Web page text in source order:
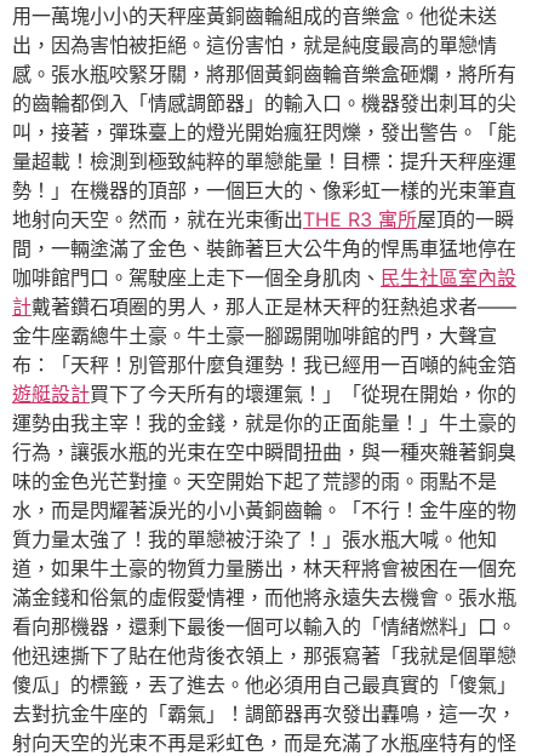
用一萬塊小小的天秤座黃銅齒輪組成的音樂盒。他從未送
出，因為害怕被拒絕。這份害怕，就是純度最高的單戀情
感。張水瓶咬緊牙關，將那個黃銅齒輪音樂盒砸爛，將所有
的齒輪都倒入「情感調節器」的輸入口。機器發出刺耳的尖
叫，接著，彈珠臺上的燈光開始瘋狂閃爍，發出警告。「能
量超載！檢測到極致純粹的單戀能量！目標：提升天秤座運
勢！」在機器的頂部，一個巨大的、像彩虹一樣的光束筆直
地射向天空。然而，就在光束衝出THE R3 寓所屋頂的一瞬
間，一輛塗滿了金色、裝飾著巨大公牛角的悍馬車猛地停在
咖啡館門口。駕駛座上走下一個全身肌肉、 民生社區室內設
計戴著鑽石項圈的男人，那人正是林天秤的狂熱追求者——
金牛座霸總牛土豪。牛土豪一腳踢開咖啡館的門，大聲宣
布：「天秤！別管那什麼負運勢！我已經用一百噸的純金箔
遊艇設計買下了今天所有的壞運氣！」「從現在開始，你的
運勢由我主宰！我的金錢，就是你的正面能量！」牛土豪的
行為，讓張水瓶的光束在空中瞬間扭曲，與一種夾雜著銅臭
味的金色光芒對撞。天空開始下起了荒謬的雨。雨點不是
水，而是閃耀著淚光的小小黃銅齒輪。「不行！金牛座的物
質力量太強了！我的單戀被汙染了！」張水瓶大喊。他知
道，如果牛土豪的物質力量勝出，林天秤將會被困在一個充
滿金錢和俗氣的虛假愛情裡，而他將永遠失去機會。張水瓶
看向那機器，還剩下最後一個可以輸入的「情緒燃料」口。
他迅速撕下了貼在他背後衣領上，那張寫著「我就是個單戀
傻瓜」的標籤，丟了進去。他必須用自己最真實的「傻氣」
去對抗金牛座的「霸氣」！調節器再次發出轟鳴，這一次，
射向天空的光束不再是彩虹色，而是充滿了水瓶座特有的怪